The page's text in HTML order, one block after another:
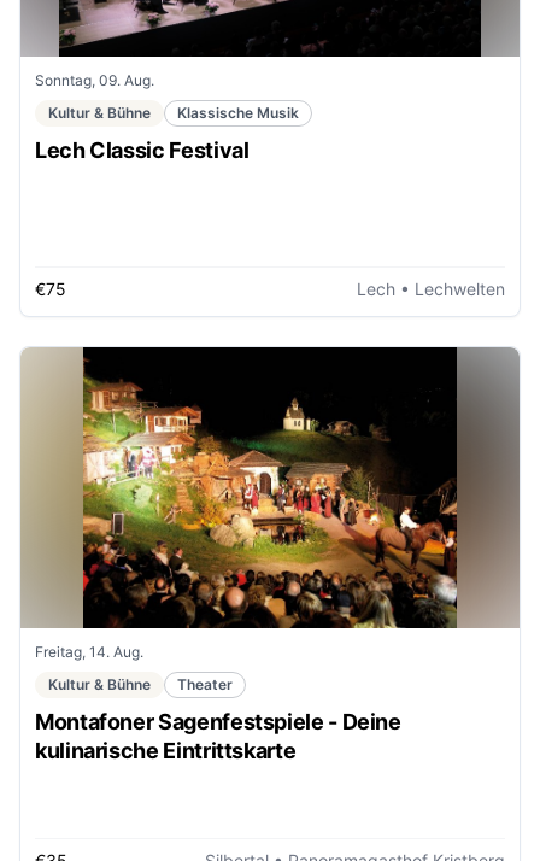
Sonntag, 09. Aug.
Kultur & Bühne
Klassische Musik
Lech Classic Festival
€75 Lech • Lechwelten
Freitag, 14. Aug.
Kultur & Bühne
Theater
Montafoner Sagenfestspiele - Deine
kulinarische Eintrittskarte